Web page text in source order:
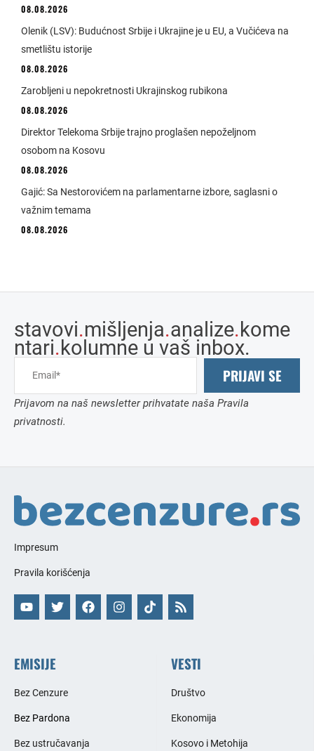
08.08.2026
Olenik (LSV): Budućnost Srbije i Ukrajine je u EU, a Vučićeva na
smetlištu istorije
08.08.2026
Zarobljeni u nepokretnosti Ukrajinskog rubikona
08.08.2026
Direktor Telekoma Srbije trajno proglašen nepoželjnom
osobom na Kosovu
08.08.2026
Gajić: Sa Nestorovićem na parlamentarne izbore, saglasni o
važnim temama
08.08.2026
stavovi.mišljenja.analize.kome
ntari.kolumne u vaš inbox.
PRIJAVI SE
Prijavom na naš newsletter prihvatate naša Pravila
privatnosti.
Impresum
Pravila korišćenja
EMISIJE
Bez Cenzure
Bez Pardona
Bez ustručavanja
VESTI
Društvo
Ekonomija
Kosovo i Metohija